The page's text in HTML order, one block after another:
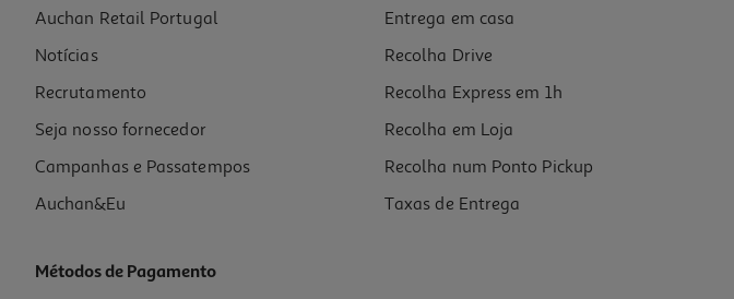
Intensificador Perfume Lenor Pérolas Gold Orchid 495g
26.24 €/Kg
12,99 €
-45%
Auchan Retail Portugal
Notícias
Recrutamento
Seja nosso fornecedor
Campanhas e Passatempos
Auchan&Eu
Entrega em casa
Recolha Drive
Recolha Express em 1h
Recolha em Loja
Recolha num Ponto Pickup
Taxas de Entrega
Métodos de Pagamento